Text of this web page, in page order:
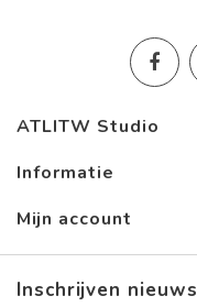
ATLITW Studio
Informatie
Mijn account
Inschrijven